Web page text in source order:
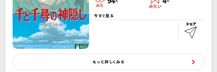
今すぐ見る
もっと詳しくみる